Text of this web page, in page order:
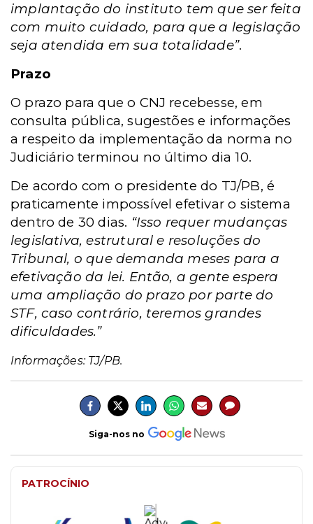
implantação do instituto tem que ser feita
com muito cuidado, para que a legislação
seja atendida em sua totalidade”.
Prazo
O prazo para que o CNJ recebesse, em
consulta pública, sugestões e informações
a respeito da implementação da norma no
Judiciário terminou no último dia 10.
De acordo com o presidente do TJ/PB, é
praticamente impossível efetivar o sistema
dentro de 30 dias. “Isso requer mudanças
legislativa, estrutural e resoluções do
Tribunal, o que demanda meses para a
efetivação da lei. Então, a gente espera
uma ampliação do prazo por parte do
STF, caso contrário, teremos grandes
dificuldades.”
Informações: TJ/PB.
Siga-nos no
PATROCÍNIO